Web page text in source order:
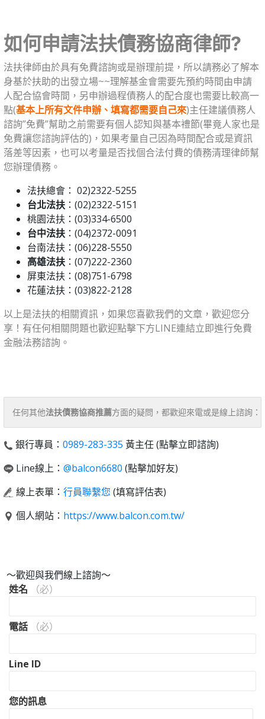
如何申請法扶債務協商律師?
法扶律師由於具有免費諮詢或是辦理前提，所以請務必了解本
身基於扶助的出發立場~~理解基金會需要先預約時間由申請
人配合協會時間，另申辦過程債務人的配合度也需要比較高一
點(基本上所有文件申辦、填寫都需要自己來)主任建議債務人
諮詢”免費”幫助之前需要有個人認知與基本禮節(畢竟人家也是
免費讓您諮詢評估的)，如果考量自己因為時間配合或是資訊
落差等因素，也可以考量是否找個合法付費的債務清理律師幫
您辦理債務。
法扶總會： 02)2322-5255
台北法扶 ：(02)2322-5151
桃園法扶：(03)334-6500
台中法扶 ：(04)2372-0091
台南法扶：(06)228-5550
高雄法扶 ：(07)222-2360
屏東法扶：(08)751-6798
花蓮法扶：(03)822-2128
以上是法扶的相關資訊，如果您喜歡我們的文章，歡迎您分
享！有任何相關問題也歡迎點擊下方LINE連結立即進行免費
金融法務諮詢。
任何其他法扶債務協商推薦方面的疑問，都歡迎來電或是線上諮詢：
銀行專員：0989-283-335 黃主任 (點擊立即諮詢)
Line線上：@balcon6680 (點擊加好友)
線上表單：行員聯繫您 (填寫評估表)
個人網站： https://www.balcon.com.tw/
～歡迎與我們線上諮詢～
姓名 （必）
電話 （必）
Line ID
您的訊息